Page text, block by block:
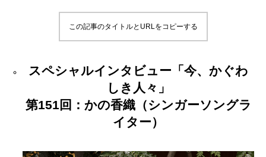
この記事のタイトルとURLをコピーする
スペシャルインタビュー「今、かぐわ
しき人々」
第151回：かの香織（シンガーソングラ
イター）